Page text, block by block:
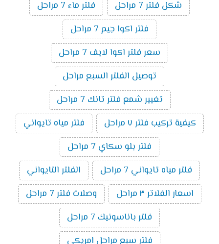
شكل فلتر 7 مراحل
فلتر ماء 7 مراحل
فلتر اكوا جيم 7 مراحل
سعر فلتر اكوا لايف 7 مراحل
توصيل الفلتر السبع مراحل
تغيير شمع فلتر تانك 7 مراحل
كيفية تركيب فلتر ٧ مراحل
فلتر مياه تايواني
فلتر بلو سكاي 7 مراحل
فلتر مياه تايواني 7 مراحل
الفلتر التايواني
اسعار الفلاتر ٣ مراحل
وصلات فلتر 7 مراحل
فلتر باناسونيك 7 مراحل
فلتر سبع مراحل امريكى